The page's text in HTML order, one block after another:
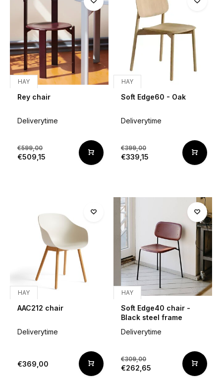
HAY
Rey chair
Deliverytime
€599,00
€509,15
HAY
Soft Edge60 - Oak
Deliverytime
€399,00
€339,15
HAY
AAC212 chair
Deliverytime
€369,00
HAY
Soft Edge40 chair -
Black steel frame
Deliverytime
€309,00
€262,65